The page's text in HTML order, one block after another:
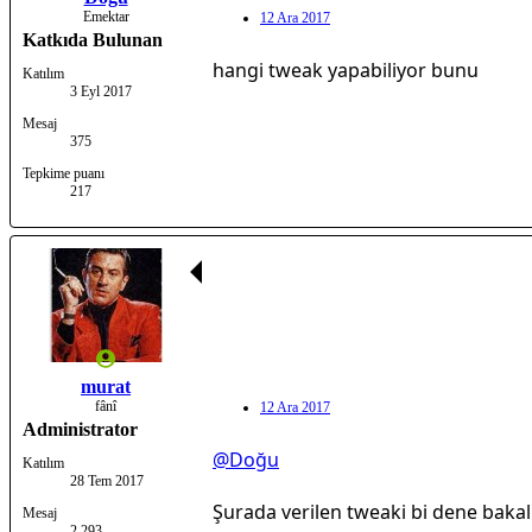
Emektar
Katkıda Bulunan
Katılım
3 Eyl 2017
Mesaj
375
Tepkime puanı
217
12 Ara 2017
hangi tweak yapabiliyor bunu
murat
fânî
Administrator
Katılım
28 Tem 2017
Mesaj
12 Ara 2017
@Doğu
Şurada verilen tweaki bi dene